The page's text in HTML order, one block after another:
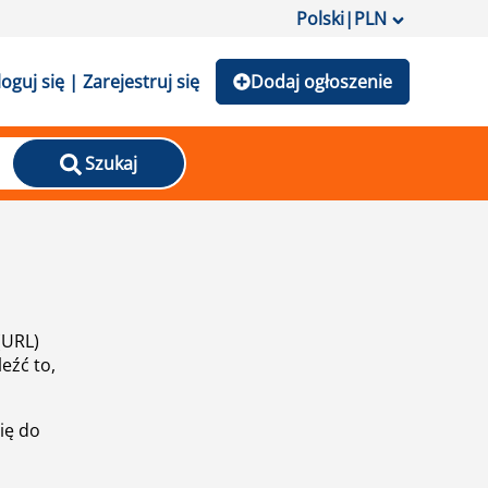
Polski|PLN
się | Zarejestruj się Dodaj ogłoszenie
Szukaj
to,
do